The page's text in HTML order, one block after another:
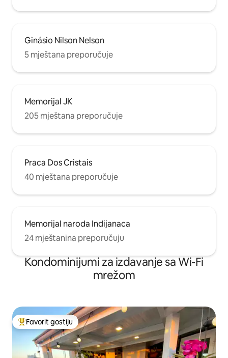
Ginásio Nilson Nelson
5 mještana preporučuje
Memorijal JK
205 mještana preporučuje
Praca Dos Cristais
40 mještana preporučuje
Memorijal naroda Indijanaca
24 mještanina preporučuju
Kondominijumi za izdavanje sa Wi-Fi
mrežom
Glavni favorit gostiju
Favorit gostiju